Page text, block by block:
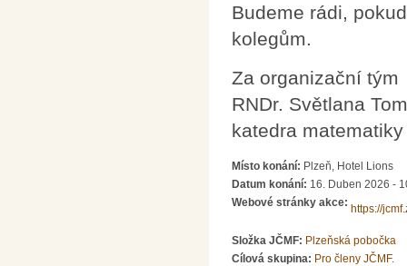
Budeme rádi,
kolegům.
Za organizační tým
RNDr. Světlana
katedra matematiky
Místo konání: Plzeň, Hotel Lions
Datum konání: 16. Duben 2026 -
Webové stránky akce:
https://
Složka JČMF: Plzeňská pobočka
Cílová skupina: Pro členy JČMF.